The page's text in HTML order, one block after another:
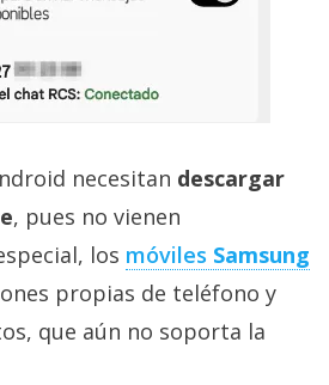
necesitan descargar
, pues no vienen
los móviles Samsung
propias de teléfono y
que aún no soporta la